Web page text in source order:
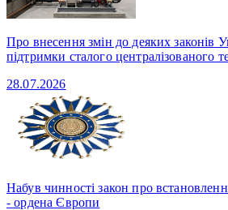
Про внесення змін до деяких законів
підтримки сталого централізованого
28.07.2026
Набув чинності закон про
- ордена Європи